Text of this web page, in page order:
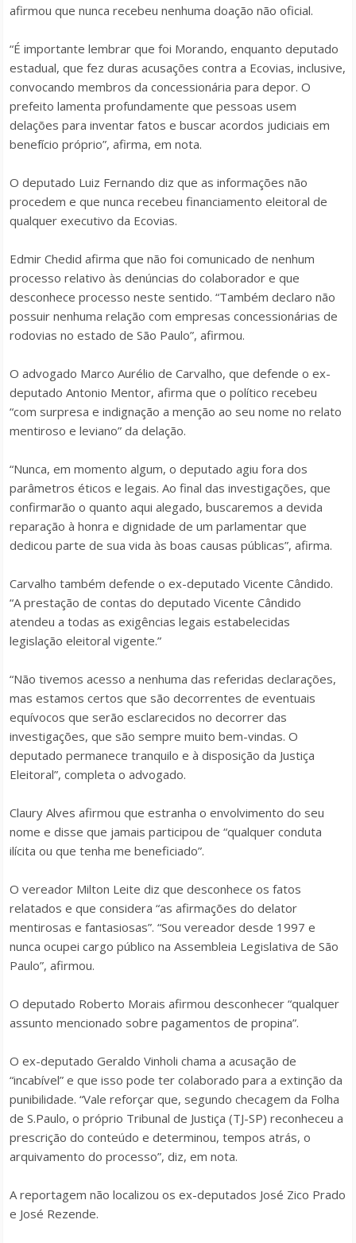
afirmou que nunca recebeu nenhuma doação não oficial.
“É importante lembrar que foi Morando, enquanto deputado
estadual, que fez duras acusações contra a Ecovias, inclusive,
convocando membros da concessionária para depor. O
prefeito lamenta profundamente que pessoas usem
delações para inventar fatos e buscar acordos judiciais em
benefício próprio”, afirma, em nota.
O deputado Luiz Fernando diz que as informações não
procedem e que nunca recebeu financiamento eleitoral de
qualquer executivo da Ecovias.
Edmir Chedid afirma que não foi comunicado de nenhum
processo relativo às denúncias do colaborador e que
desconhece processo neste sentido. “Também declaro não
possuir nenhuma relação com empresas concessionárias de
rodovias no estado de São Paulo”, afirmou.
O advogado Marco Aurélio de Carvalho, que defende o ex-
deputado Antonio Mentor, afirma que o político recebeu
“com surpresa e indignação a menção ao seu nome no relato
mentiroso e leviano” da delação.
“Nunca, em momento algum, o deputado agiu fora dos
parâmetros éticos e legais. Ao final das investigações, que
confirmarão o quanto aqui alegado, buscaremos a devida
reparação à honra e dignidade de um parlamentar que
dedicou parte de sua vida às boas causas públicas”, afirma.
Carvalho também defende o ex-deputado Vicente Cândido.
“A prestação de contas do deputado Vicente Cândido
atendeu a todas as exigências legais estabelecidas
legislação eleitoral vigente.”
“Não tivemos acesso a nenhuma das referidas declarações,
mas estamos certos que são decorrentes de eventuais
equívocos que serão esclarecidos no decorrer das
investigações, que são sempre muito bem-vindas. O
deputado permanece tranquilo e à disposição da Justiça
Eleitoral”, completa o advogado.
Claury Alves afirmou que estranha o envolvimento do seu
nome e disse que jamais participou de “qualquer conduta
ilícita ou que tenha me beneficiado”.
O vereador Milton Leite diz que desconhece os fatos
relatados e que considera “as afirmações do delator
mentirosas e fantasiosas”. “Sou vereador desde 1997 e
nunca ocupei cargo público na Assembleia Legislativa de São
Paulo”, afirmou.
O deputado Roberto Morais afirmou desconhecer “qualquer
assunto mencionado sobre pagamentos de propina”.
O ex-deputado Geraldo Vinholi chama a acusação de
“incabível” e que isso pode ter colaborado para a extinção da
punibilidade. “Vale reforçar que, segundo checagem da Folha
de S.Paulo, o próprio Tribunal de Justiça (TJ-SP) reconheceu a
prescrição do conteúdo e determinou, tempos atrás, o
arquivamento do processo”, diz, em nota.
A reportagem não localizou os ex-deputados José Zico Prado
e José Rezende.